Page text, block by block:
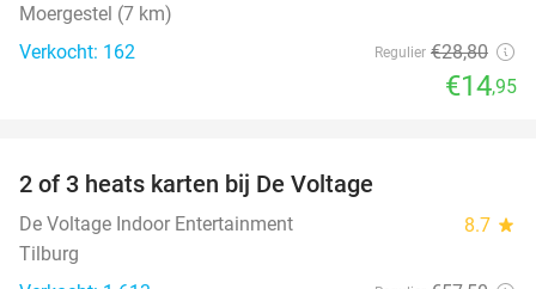
Moergestel (7 km)
Verkocht: 162
Regulier €28,80
€14,95
2 of 3 heats karten bij De Voltage
De Voltage Indoor Entertainment 8.7 star
Tilburg